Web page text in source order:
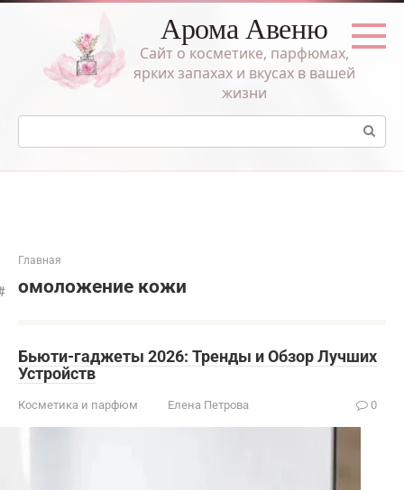
Перейти
Арома Авеню
Сайт о косметике, парфюмах,
ярких запахах и вкусах в вашей
жизни
Поиск:
Главная
омоложение кожи
Бьюти-гаджеты 2026: Тренды и Обзор Лучших
Устройств
Косметика и парфюм Елена Петрова 0